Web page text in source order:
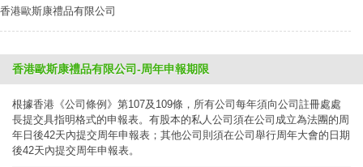
香港歐斯康禮品有限公司
香港歐斯康禮品有限公司-周年申報期限
根據香港《公司條例》第107及109條，所有公司每年須向公司註冊處處
長提交具指明格式的申報表。有股本的私人公司須在公司成立為法團的周
年日後42天內提交周年申報表；其他公司則須在公司舉行周年大會的日期
後42天內提交周年申報表。